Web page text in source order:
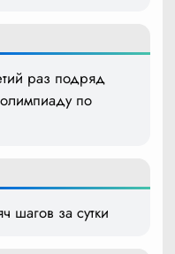
раз подряд
по
шагов за сутки